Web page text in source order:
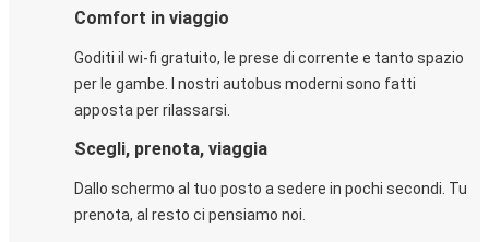
Comfort in viaggio
Goditi il wi-fi gratuito, le prese di corrente e tanto spazio
per le gambe. I nostri autobus moderni sono fatti
apposta per rilassarsi.
Scegli, prenota, viaggia
Dallo schermo al tuo posto a sedere in pochi secondi. Tu
prenota, al resto ci pensiamo noi.